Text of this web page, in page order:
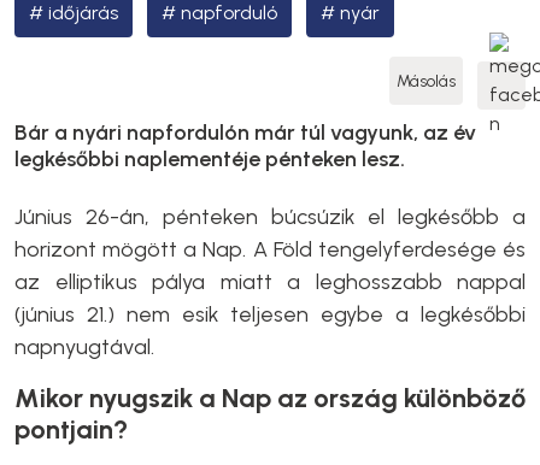
időjárás napforduló nyár
Másolás
Bár a nyári napfordulón már túl vagyunk, az év
legkésőbbi naplementéje pénteken lesz.
Június 26-án, pénteken búcsúzik el legkésőbb a
horizont mögött a Nap. A Föld tengelyferdesége és
az elliptikus pálya miatt a leghosszabb nappal
(június 21.) nem esik teljesen egybe a legkésőbbi
napnyugtával.
Mikor nyugszik a Nap az ország különböző
pontjain?